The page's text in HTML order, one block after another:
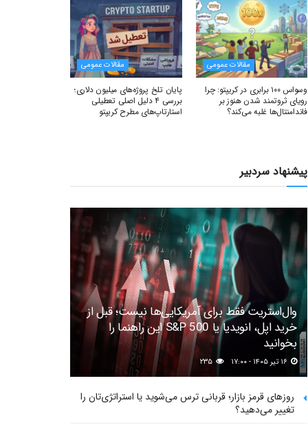
مقالات عمومی
وسواس ۱۰۰ برابری در کریپتو: چرا
رویای ثروتمند شدن هنوز بر
فاندامنتال‌ها غلبه می‌کند؟
مقالات عمومی
پایان تلخ پروژه‌های میلیون دلاری؛
بررسی ۴ دلیل اصلی تعطیلی
استارتاپ‌های مطرح کریپتو
پیشنهاد سردبیر
وال‌استریت فقط برای آمریکایی‌ها نیست؛ قبل از
خرید اپل، انویدیا یا S&P 500 این راهنما را
بخوانید
روزهای قرمز بازار؛ قربانی ترس می‌شوید یا استراتژی‌تان را
تغییر می‌دهید؟